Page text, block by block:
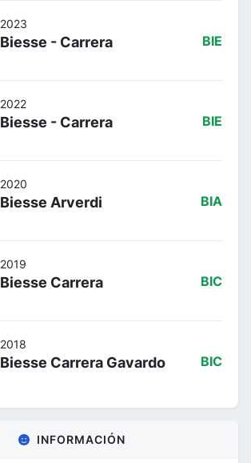
2023
Biesse - Carrera BIE
2022
Biesse - Carrera BIE
2020
Biesse Arverdi BIA
2019
Biesse Carrera BIC
2018
Biesse Carrera Gavardo BIC
INFORMACIÓN